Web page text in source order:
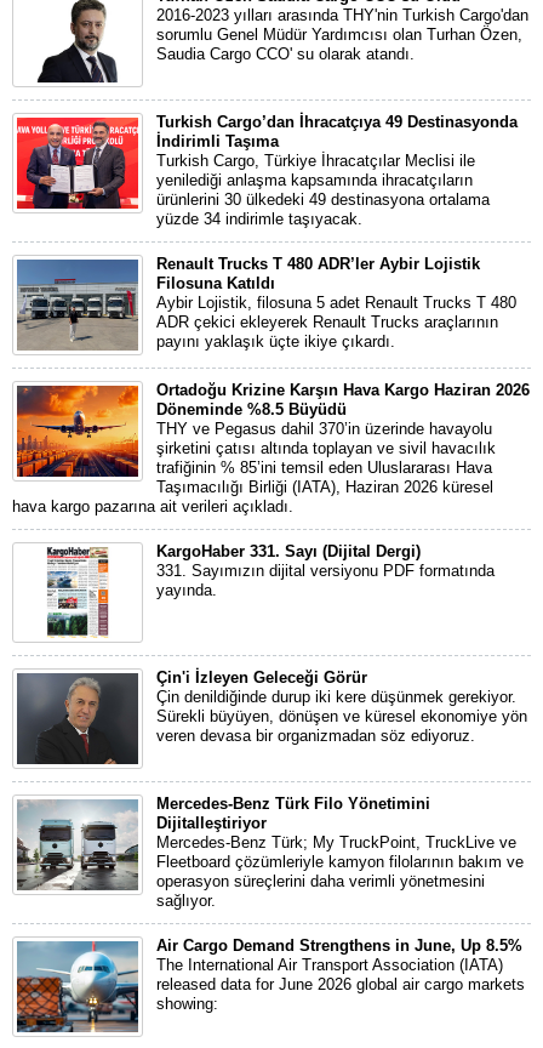
2016-2023 yılları arasında THY'nin Turkish Cargo'dan
sorumlu Genel Müdür Yardımcısı olan Turhan Özen,
Saudia Cargo CCO' su olarak atandı.
Turkish Cargo’dan İhracatçıya 49 Destinasyonda
İndirimli Taşıma
Turkish Cargo, Türkiye İhracatçılar Meclisi ile
yenilediği anlaşma kapsamında ihracatçıların
ürünlerini 30 ülkedeki 49 destinasyona ortalama
yüzde 34 indirimle taşıyacak.
Renault Trucks T 480 ADR’ler Aybir Lojistik
Filosuna Katıldı
Aybir Lojistik, filosuna 5 adet Renault Trucks T 480
ADR çekici ekleyerek Renault Trucks araçlarının
payını yaklaşık üçte ikiye çıkardı.
Ortadoğu Krizine Karşın Hava Kargo Haziran 2026
Döneminde %8.5 Büyüdü
THY ve Pegasus dahil 370’in üzerinde havayolu
şirketini çatısı altında toplayan ve sivil havacılık
trafiğinin % 85’ini temsil eden Uluslararası Hava
Taşımacılığı Birliği (IATA), Haziran 2026 küresel
hava kargo pazarına ait verileri açıkladı.
KargoHaber 331. Sayı (Dijital Dergi)
331. Sayımızın dijital versiyonu PDF formatında
yayında.
Çin'i İzleyen Geleceği Görür
Çin denildiğinde durup iki kere düşünmek gerekiyor.
Sürekli büyüyen, dönüşen ve küresel ekonomiye yön
veren devasa bir organizmadan söz ediyoruz.
Mercedes-Benz Türk Filo Yönetimini
Dijitalleştiriyor
Mercedes-Benz Türk; My TruckPoint, TruckLive ve
Fleetboard çözümleriyle kamyon filolarının bakım ve
operasyon süreçlerini daha verimli yönetmesini
sağlıyor.
Air Cargo Demand Strengthens in June, Up 8.5%
The International Air Transport Association (IATA)
released data for June 2026 global air cargo markets
showing: